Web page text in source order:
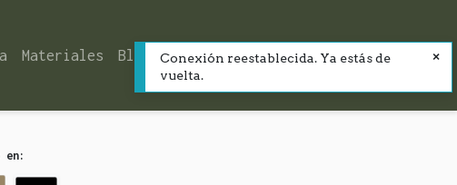
Materiales Blog Contacto
en:
Conexión reestablecida. Ya estás de
vuelta.